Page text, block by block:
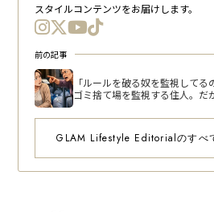
スタイルコンテンツをお届けします。
前の記事
「ルールを破る奴を監視して
ゴミ捨て場を監視する住人。だ
GLAM Lifestyle Editorialのすべ